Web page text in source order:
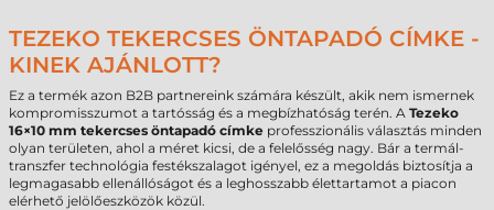
TEZEKO TEKERCSES ÖNTAPADÓ CÍMKE -
KINEK AJÁNLOTT?
Ez a termék azon B2B partnereink számára készült, akik nem ismernek
kompromisszumot a tartósság és a megbízhatóság terén. A Tezeko
16×10 mm tekercses öntapadó címke professzionális választás minden
olyan területen, ahol a méret kicsi, de a felelősség nagy. Bár a termál-
transzfer technológia festékszalagot igényel, ez a megoldás biztosítja a
legmagasabb ellenállóságot és a leghosszabb élettartamot a piacon
elérhető jelölőeszközök közül.